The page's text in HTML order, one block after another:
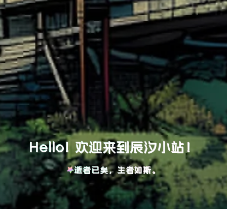
Hello! 欢迎来到辰汐小站！
逝者已矣，生者如斯。